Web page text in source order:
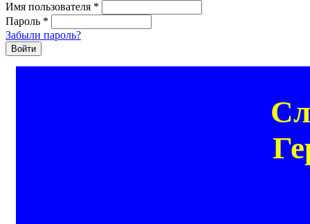
Имя пользователя *
Пароль *
Забыли пароль?